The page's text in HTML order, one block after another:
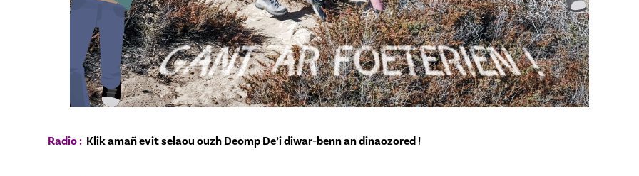
Radio : Klik amañ evit selaou ouzh Deomp De’i diwar-benn an dinaozored !